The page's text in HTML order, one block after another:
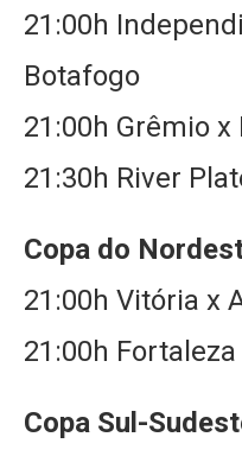
21:00h
Botafogo
21:00h Grêmio x
21:30h River
Copa do
21:00h Vitória x
21:00h
Copa Sul-